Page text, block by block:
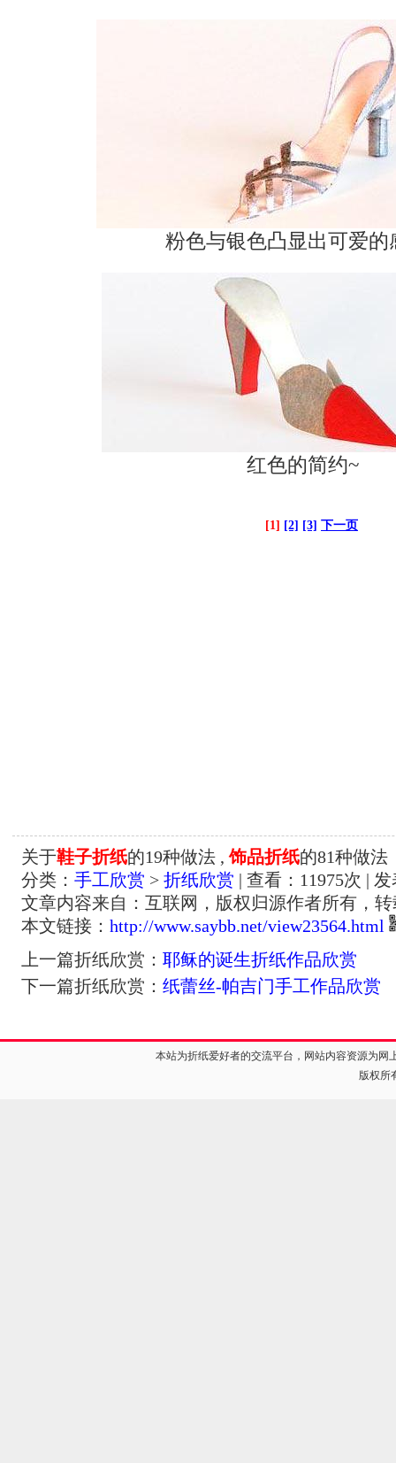
粉色与银色凸显出可爱的
红色的简约~
[1] [2] [3] 下一页
关于鞋子折纸的19种做法 , 饰品折纸的81种做法
分类： 手工欣赏 > 折纸欣赏 | 查看： 11975次 | 发
文章内容来自：互联网，版权归源作者所有，
本文链接： http://www.saybb.net/view23564.html
上一篇折纸欣赏： 耶稣的诞生折纸作品欣赏
下一篇折纸欣赏： 纸蕾丝-帕吉门手工作品欣赏
本站为折纸爱好者的交流平台，网站内容资源为
版权所